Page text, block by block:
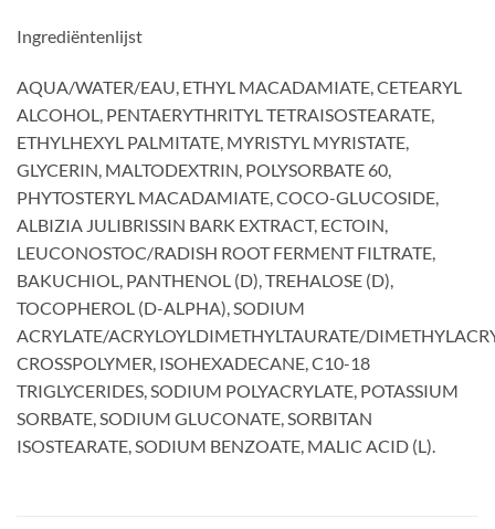
Ingrediëntenlijst
AQUA/WATER/EAU, ETHYL MACADAMIATE, CETEARYL
ALCOHOL, PENTAERYTHRITYL TETRAISOSTEARATE,
ETHYLHEXYL PALMITATE, MYRISTYL MYRISTATE,
GLYCERIN, MALTODEXTRIN, POLYSORBATE 60,
PHYTOSTERYL MACADAMIATE, COCO-GLUCOSIDE,
ALBIZIA JULIBRISSIN BARK EXTRACT, ECTOIN,
LEUCONOSTOC/RADISH ROOT FERMENT FILTRATE,
BAKUCHIOL, PANTHENOL (D), TREHALOSE (D),
TOCOPHEROL (D-ALPHA), SODIUM
ACRYLATE/ACRYLOYLDIMETHYLTAURATE/
CROSSPOLYMER, ISOHEXADECANE, C10-18
TRIGLYCERIDES, SODIUM POLYACRYLATE, POTASSIUM
SORBATE, SODIUM GLUCONATE, SORBITAN
ISOSTEARATE, SODIUM BENZOATE, MALIC ACID (L).